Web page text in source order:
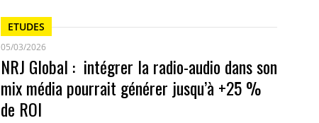
ETUDES
05/03/2026
NRJ Global : intégrer la radio-audio dans son
mix média pourrait générer jusqu’à +25 %
de ROI